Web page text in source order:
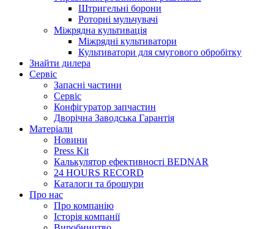
Штригельні борони
Pоторні мульчувачі
Міжрядна культивація
Міжрядні культиватори
Культиватори для смугового обробітку
Знайти дилера
Сервіс
Запасні частини
Сервіс
Конфігуратор запчастин
Дворічна Заводська Гарантія
Матеріали
Новини
Press Kit
Калькулятор ефективності BEDNAR
24 HOURS RECORD
Каталоги та брошури
Про нас
Про компанію
Історія компанії